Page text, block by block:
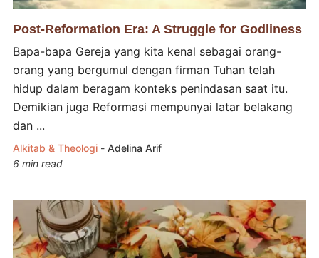
Post-Reformation Era: A Struggle for Godliness
Bapa-bapa Gereja yang kita kenal sebagai orang-
orang yang bergumul dengan firman Tuhan telah
hidup dalam beragam konteks penindasan saat itu.
Demikian juga Reformasi mempunyai latar belakang
dan ...
Alkitab & Theologi- Adelina Arif
6 min read